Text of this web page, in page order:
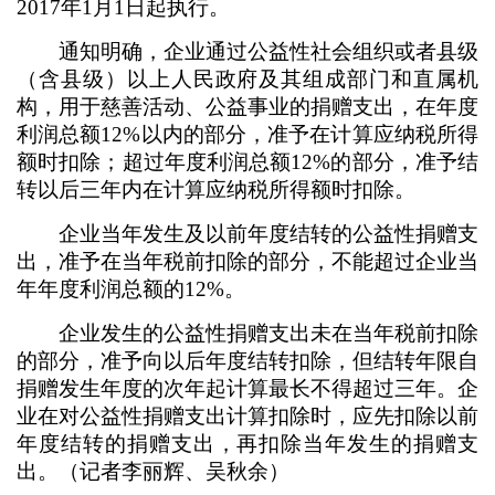
2017年1月1日起执行。
通知明确，企业通过公益性社会组织或者县级
（含县级）以上人民政府及其组成部门和直属机
构，用于慈善活动、公益事业的捐赠支出，在年度
利润总额12%以内的部分，准予在计算应纳税所得
额时扣除；超过年度利润总额12%的部分，准予结
转以后三年内在计算应纳税所得额时扣除。
企业当年发生及以前年度结转的公益性捐赠支
出，准予在当年税前扣除的部分，不能超过企业当
年年度利润总额的12%。
企业发生的公益性捐赠支出未在当年税前扣除
的部分，准予向以后年度结转扣除，但结转年限自
捐赠发生年度的次年起计算最长不得超过三年。企
业在对公益性捐赠支出计算扣除时，应先扣除以前
年度结转的捐赠支出，再扣除当年发生的捐赠支
出。（记者李丽辉、吴秋余）